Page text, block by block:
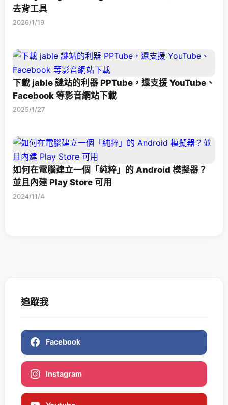
去背工具
2026/1/19
下載 jable 謎站的利器 PPTube，還支援 YouTube、
Facebook 等影音網站下載
2025/1/27
如何在電腦建立一個「純粹」的 Android 模擬器？
並且內建 Play Store 可用
2024/11/4
追蹤我
Facebook
Instagram